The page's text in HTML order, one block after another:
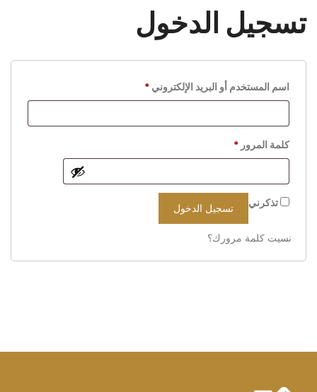
تسجيل الدخول
اسم المستخدم أو البريد الإلكتروني *
كلمة المرور *
تذكرني تسجيل الدخول
نسيت كلمة مرورك؟